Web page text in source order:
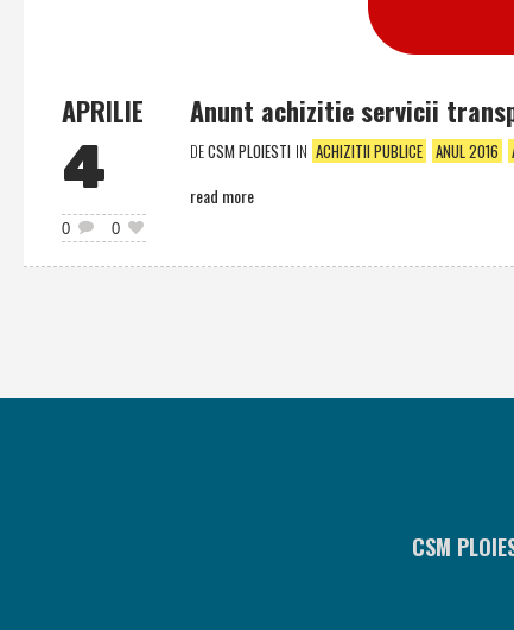
APRILIE
4
0 0
Anunt achizitie servicii
DECSM PLOIESTI IN ACHIZITII PUBLICE ANUL 2016
read more
CSM